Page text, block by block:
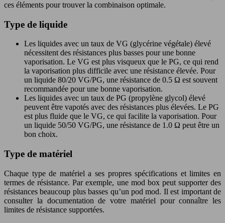
ces éléments pour trouver la combinaison optimale.
Type de liquide
Les liquides avec un taux de VG (glycérine végétale) élevé
nécessitent des résistances plus basses pour une bonne
vaporisation. Le VG est plus visqueux que le PG, ce qui rend
la vaporisation plus difficile avec une résistance élevée. Pour
un liquide 80/20 VG/PG, une résistance de 0.5 Ω est souvent
recommandée pour une bonne vaporisation.
Les liquides avec un taux de PG (propylène glycol) élevé
peuvent être vapotés avec des résistances plus élevées. Le PG
est plus fluide que le VG, ce qui facilite la vaporisation. Pour
un liquide 50/50 VG/PG, une résistance de 1.0 Ω peut être un
bon choix.
Type de matériel
Chaque type de matériel a ses propres spécifications et limites en
termes de résistance. Par exemple, une mod box peut supporter des
résistances beaucoup plus basses qu’un pod mod. Il est important de
consulter la documentation de votre matériel pour connaître les
limites de résistance supportées.